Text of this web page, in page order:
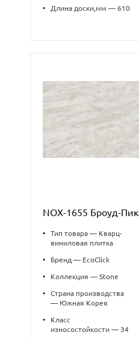
• Длина доски,мм — 610
NOX-1655 Броуд-Пик
•
Тип товара — Кварц-
виниловая плитка
• Бренд — EcoClick
• Коллекция — Stone
•
Страна производства
— Южная Корея
•
Класс
износостойкости — 34